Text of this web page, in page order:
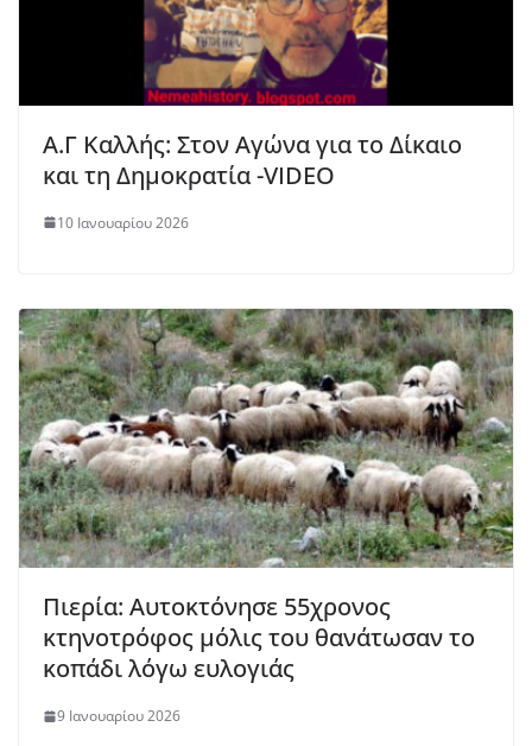
Α.Γ Καλλής: Στον Αγώνα για το Δίκαιο
και τη Δημοκρατία -VIDEO
10 Ιανουαρίου 2026
Πιερία: Αυτοκτόνησε 55χρονος
κτηνοτρόφος μόλις του θανάτωσαν το
κοπάδι λόγω ευλογιάς
9 Ιανουαρίου 2026